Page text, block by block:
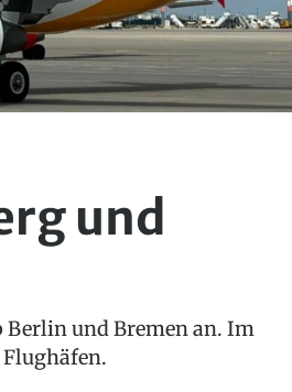
und
Berlin und Bremen an. Im